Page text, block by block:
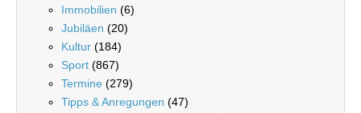
Immobilien (6)
Jubiläen (20)
Kultur (184)
Sport (867)
Termine (279)
Tipps & Anregungen (47)